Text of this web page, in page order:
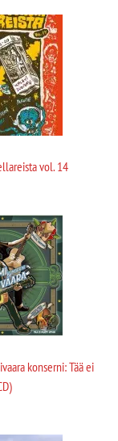
vol. 14
konserni: Tää ei